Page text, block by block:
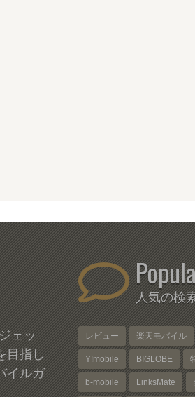
ェッ
目指し
イルガ
人気の検
レビュー 楽天モバイル
Y!mobile BIGLOBE
b-mobile LinksMate